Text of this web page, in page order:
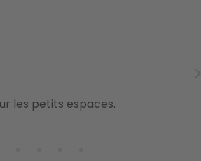
les petits espaces.